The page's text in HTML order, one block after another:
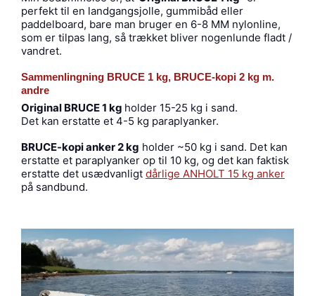
perfekt til en landgangsjolle, gummibåd eller
paddelboard, bare man bruger en 6-8 MM nylonline,
som er tilpas lang, så trækket bliver nogenlunde fladt /
vandret.
Sammenlingning BRUCE 1 kg, BRUCE-kopi 2 kg m.
andre
Original BRUCE 1 kg holder 15-25 kg i sand.
Det kan erstatte et 4-5 kg paraplyanker.
BRUCE-kopi anker 2 kg holder ~50 kg i sand. Det kan
erstatte et paraplyanker op til 10 kg, og det kan faktisk
erstatte det usædvanligt dårlige ANHOLT 15 kg anker
på sandbund.